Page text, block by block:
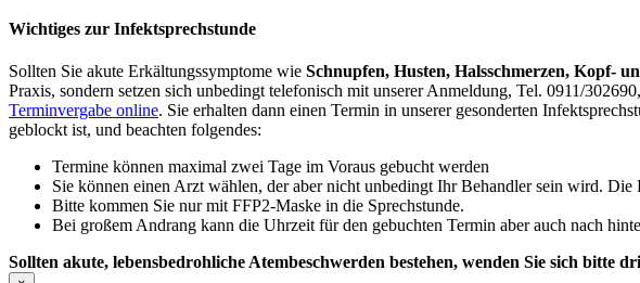
Wichtiges zur Infektsprechstunde
Sollten Sie akute Erkältungssymptome wie Schnupfen, Husten, Halsschmerzen, Kopf-
Praxis, sondern setzen sich unbedingt telefonisch mit unserer Anmeldung, Tel. 0911/
Terminvergabe online. Sie erhalten dann einen Termin in unserer gesonderten
geblockt ist, und beachten folgendes:
Termine können maximal zwei Tage im Voraus gebucht werden
Sie können einen Arzt wählen, der aber nicht unbedingt Ihr Behandler sein wird.
Bitte kommen Sie nur mit FFP2-Maske in die Sprechstunde.
Bei großem Andrang kann die Uhrzeit für den gebuchten Termin aber auch nach
Sollten akute, lebensbedrohliche Atembeschwerden bestehen, wenden Sie sich bitte